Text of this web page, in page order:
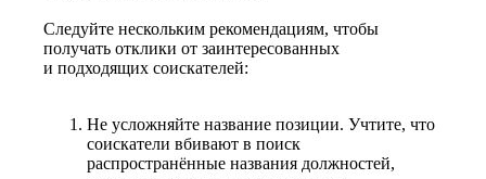
Следуйте нескольким рекомендациям, чтобы
получать отклики от заинтересованных
и подходящих соискателей:
Не усложняйте название позиции. Учтите, что
соискатели вбивают в поиск
распространённые названия должностей,